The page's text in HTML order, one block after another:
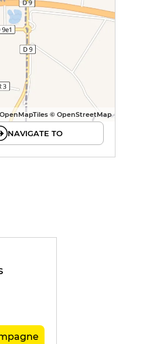
© OpenStreetMap
NAVIGATE TO